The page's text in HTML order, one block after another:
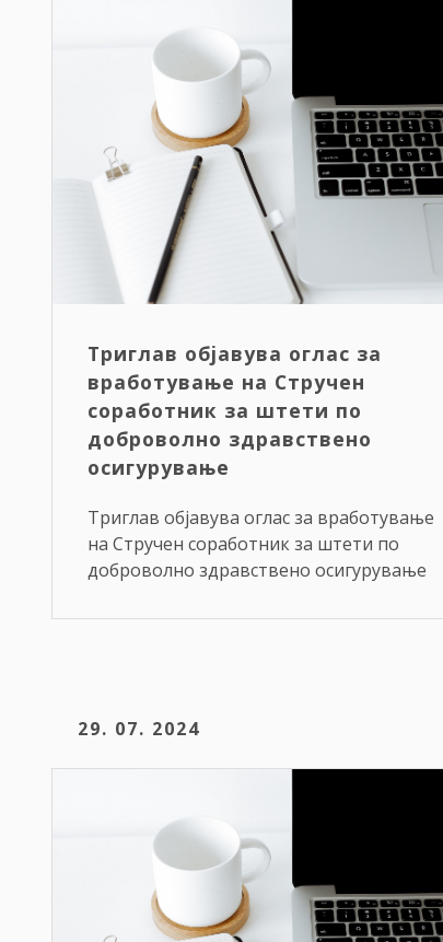
Триглав објавува оглас за
вработување на Стручен
соработник за штети по
доброволно здравствено
осигурување
Триглав објавува оглас за вработување
на Стручен соработник за штети по
доброволно здравствено осигурување
29. 07. 2024